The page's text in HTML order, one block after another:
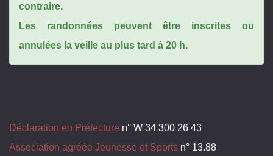
contraire.
Les randonnées peuvent être inscrites ou
annulées la veille au plus tard à 20 h.
Déclaration en Préfecture n° W 34 300 26 43
Association agréée Jeunesse et Sports n° 13.88